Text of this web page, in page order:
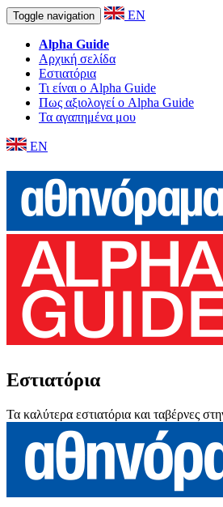
Toggle navigation EN
Alpha Guide
Αρχική σελίδα
Εστιατόρια
Τι είναι ο Alpha Guide
Πως αξιολογεί ο Alpha Guide
Τα αγαπημένα μου
EN
Εστιατόρια
Τα καλύτερα εστιατόρια και ταβέρνες